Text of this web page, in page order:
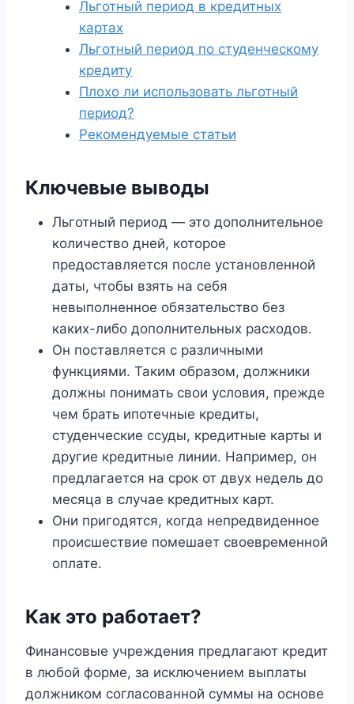
Льготный период в кредитных
картах
Льготный период по студенческому
кредиту
Плохо ли использовать льготный
период?
Рекомендуемые статьи
Ключевые выводы
Льготный период — это дополнительное
количество дней, которое
предоставляется после установленной
даты, чтобы взять на себя
невыполненное обязательство без
каких-либо дополнительных расходов.
Он поставляется с различными
функциями. Таким образом, должники
должны понимать свои условия, прежде
чем брать ипотечные кредиты,
студенческие ссуды, кредитные карты и
другие кредитные линии. Например, он
предлагается на срок от двух недель до
месяца в случае кредитных карт.
Они пригодятся, когда непредвиденное
происшествие помешает своевременной
оплате.
Как это работает?
Финансовые учреждения предлагают кредит
в любой форме, за исключением выплаты
должником согласованной суммы на основе